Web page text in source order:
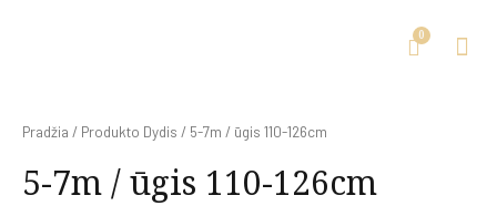
Pradžia / Produkto Dydis / 5-7m / ūgis 110-126cm
5-7m / ūgis 110-126cm